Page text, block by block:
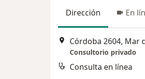
Dirección En
Córdoba 2604, Mar
Consultorio privado
Consulta en línea